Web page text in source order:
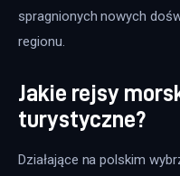
spragnionych nowych
regionu.
Jakie rejsy
turystyczne?
Działające na polskim